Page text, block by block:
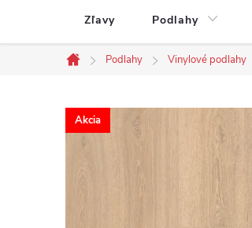
Zľavy Podlahy
Domov
Podlahy Vinylové podlahy
Akcia